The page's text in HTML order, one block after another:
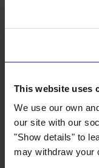
This website uses
We use our own
our site with our
"Show details" to
may withdraw your